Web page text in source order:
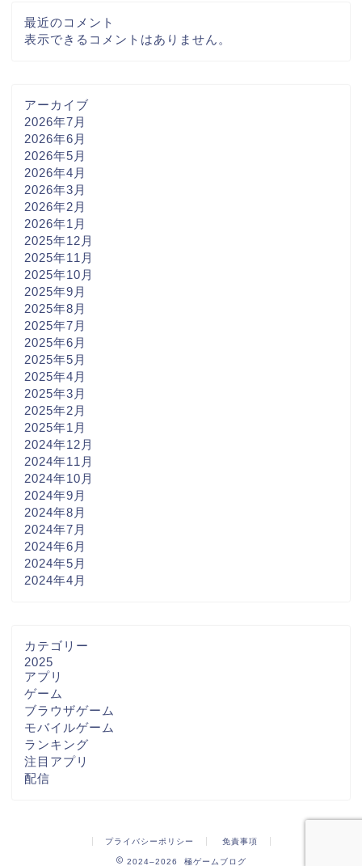
最近のコメント
表示できるコメントはありません。
アーカイブ
2026年7月
2026年6月
2026年5月
2026年4月
2026年3月
2026年2月
2026年1月
2025年12月
2025年11月
2025年10月
2025年9月
2025年8月
2025年7月
2025年6月
2025年5月
2025年4月
2025年3月
2025年2月
2025年1月
2024年12月
2024年11月
2024年10月
2024年9月
2024年8月
2024年7月
2024年6月
2024年5月
2024年4月
カテゴリー
2025
アプリ
ゲーム
ブラウザゲーム
モバイルゲーム
ランキング
注目アプリ
配信
プライバシーポリシー 免責事項
2024–2026 極ゲームブログ